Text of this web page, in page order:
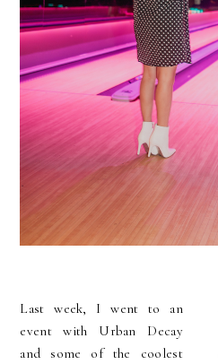
Last week, I went to an
event with Urban Decay
and some of the coolest